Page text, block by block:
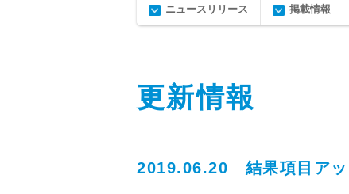
ニュースリリース 掲載情報
更新情報
2019.06.20 結果項目アッ